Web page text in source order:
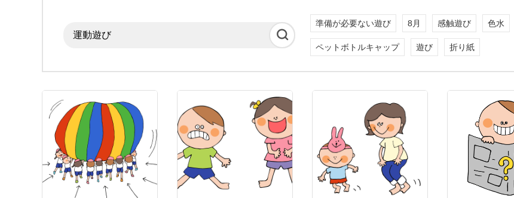
準備が必要ない遊び 8月 感触遊び 色水
ペットボトルキャップ 遊び 折り紙